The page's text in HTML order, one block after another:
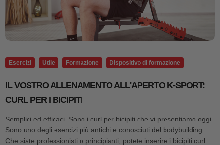
Esercizi Utile Formazione Dispositivo di formazione
IL VOSTRO ALLENAMENTO ALL'APERTO K-SPORT:
CURL PER I BICIPITI
Semplici ed efficaci. Sono i curl per bicipiti che vi presentiamo oggi.
Sono uno degli esercizi più antichi e conosciuti del bodybuilding.
Che siate professionisti o principianti, potete inserire i bicipiti curl